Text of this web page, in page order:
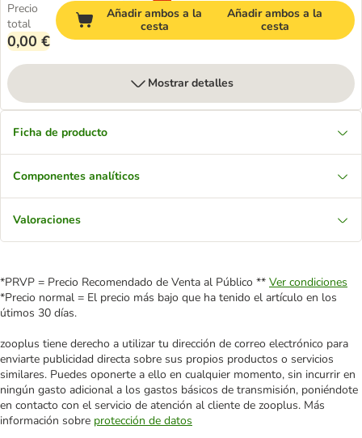
Precio
total
0,00 €
Añadir ambos a la
cesta
Añadir ambos a la
cesta
Mostrar detalles
Ficha de producto
Componentes analíticos
Valoraciones
*PRVP = Precio Recomendado de Venta al Público ** Ver condiciones
*Precio normal = El precio más bajo que ha tenido el artículo en los
útimos 30 días.
zooplus tiene derecho a utilizar tu dirección de correo electrónico para
enviarte publicidad directa sobre sus propios productos o servicios
similares. Puedes oponerte a ello en cualquier momento, sin incurrir en
ningún gasto adicional a los gastos básicos de transmisión, poniéndote
en contacto con el servicio de atención al cliente de zooplus. Más
información sobre protección de datos